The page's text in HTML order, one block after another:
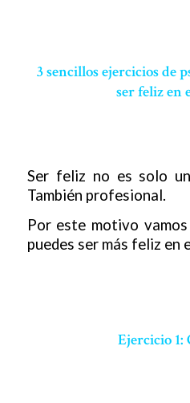
3 sencillos ejercicios de
ser feliz en
Ser feliz no es solo
También profesional.
Por este motivo
puedes ser más feliz en
Ejercicio